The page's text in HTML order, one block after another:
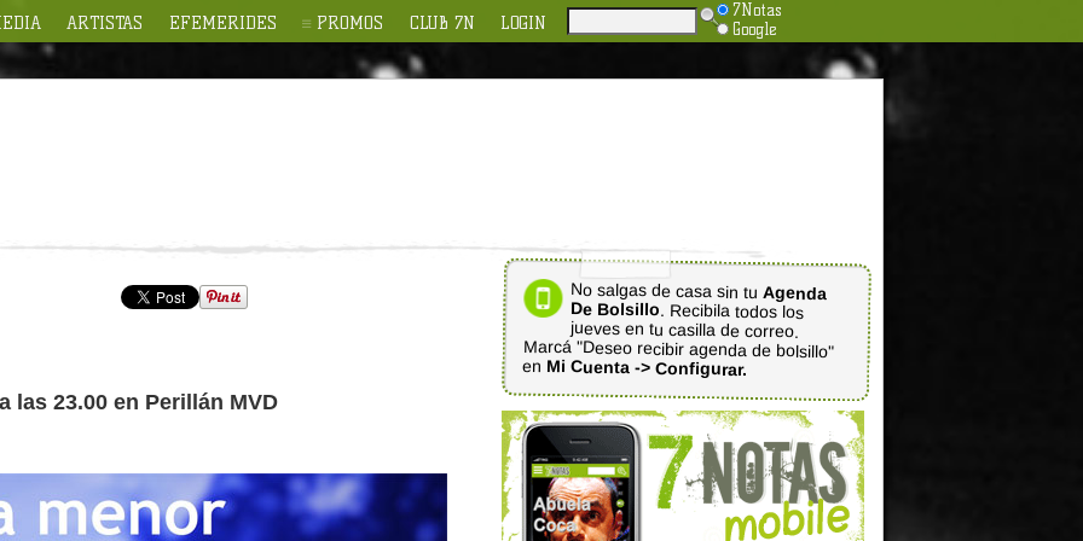
ARTISTAS EFEMERIDES PROMOS CLUB 7N LOGIN
7Notas
Google
las 23.00 en Perillán MVD
No salgas de casa sin tu Agenda
De Bolsillo. Recibila todos los
jueves en tu casilla de correo.
Marcá "Deseo recibir agenda de bolsillo"
en Mi Cuenta -> Configurar.